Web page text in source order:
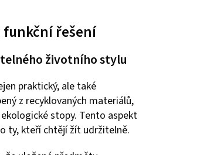
funkční řešení
životního stylu
praktický, ale také
z recyklovaných materiálů,
stopy. Tento aspekt
ty, kteří chtějí žít udržitelně.